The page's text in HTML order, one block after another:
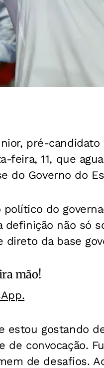
pré-
feira, 11, que
do Governo do
político do
não só
direto da base
mão!
estou gostando
de convocação.
de desafios.